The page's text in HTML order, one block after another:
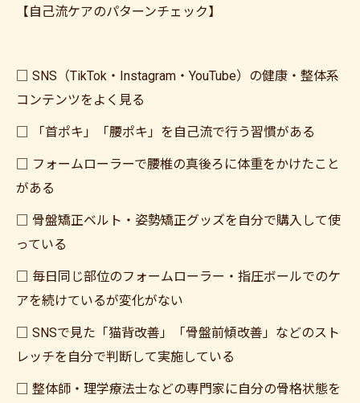
【自己流ケアのパターンチェック】
□ SNS（TikTok・Instagram・YouTube）の健康・整体系
コンテンツをよく見る
□ 「首ポキ」「腰ポキ」を自己流で行う習慣がある
□ フォームローラーで腰椎の真後ろに体重をかけたこと
がある
□ 骨盤矯正ベルト・姿勢矯正グッズを自分で購入して使
っている
□ 毎日同じ部位のフォームローラー・指圧ボールでのケ
アを続けているが変化がない
□ SNSで見た「猫背改善」「骨盤前傾改善」などのスト
レッチを自分で判断して実施している
□ 整体師・理学療法士などの専門家に自分の骨格状態を